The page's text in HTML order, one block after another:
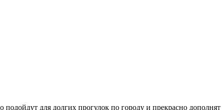
для долгих прогулок по городу и прекрасно